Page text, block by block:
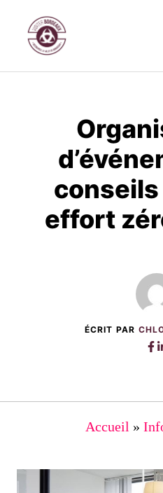
contenu
effort
ÉCRIT PAR
Accueil »